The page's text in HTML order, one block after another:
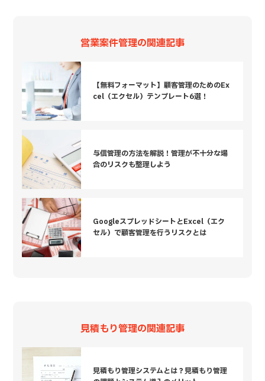
営業案件管理の関連記事
【無料フォーマット】顧客管理のためのEx
cel（エクセル）テンプレート6選！
与信管理の方法を解説！管理が不十分な場
合のリスクも整理しよう
GoogleスプレッドシートとExcel（エク
セル）で顧客管理を行うリスクとは
見積もり管理の関連記事
見積もり管理システムとは？見積もり管理